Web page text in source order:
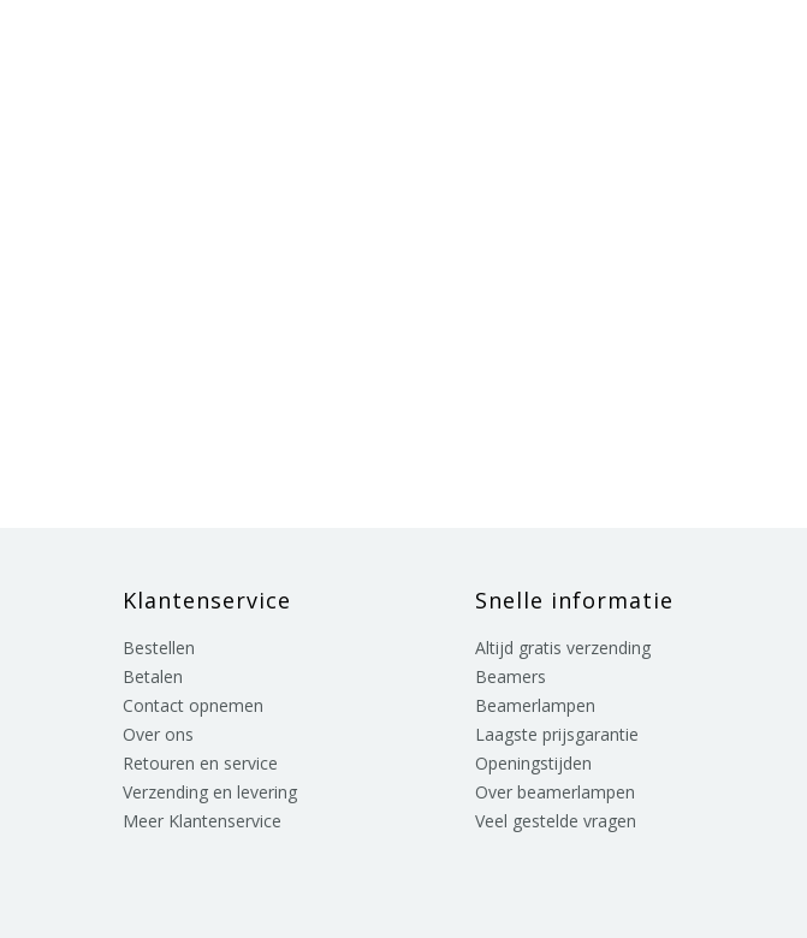
Klantenservice
Bestellen
Betalen
Contact opnemen
Over ons
Retouren en service
Verzending en levering
Meer Klantenservice
Snelle informatie
Altijd gratis verzending
Beamers
Beamerlampen
Laagste prijsgarantie
Openingstijden
Over beamerlampen
Veel gestelde vragen